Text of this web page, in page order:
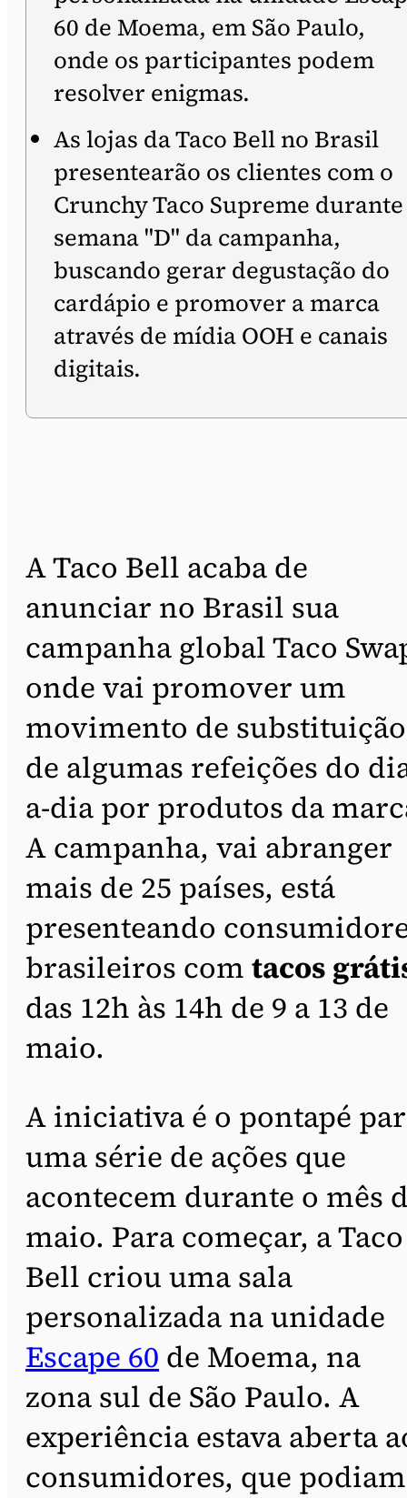
60 de Moema, em São Paulo,
onde os participantes podem
resolver enigmas.
As lojas da Taco Bell no Brasil
presentearão os clientes com o
Crunchy Taco Supreme
semana "D" da campanha,
buscando gerar degustação do
cardápio e promover a marca
através de mídia OOH e canais
digitais.
A Taco Bell acaba de
anunciar no Brasil sua
campanha global Taco
onde vai promover um
movimento de substituição
de algumas refeições do
a-dia por produtos da
A campanha, vai abranger
mais de 25 países, está
presenteando
brasileiros com tacos
das 12h às 14h de 9 a 13 de
maio.
A iniciativa é o pontapé
uma série de ações que
acontecem durante o mês
maio. Para começar, a Taco
Bell criou uma sala
personalizada na unidade
Escape 60 de Moema, na
zona sul de São Paulo. A
experiência estava aberta
consumidores, que podiam